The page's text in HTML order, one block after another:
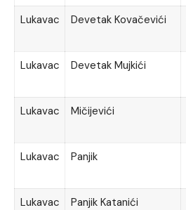
Lukavac
Devetak Kovačevići
Lukavac
Devetak Mujkići
Lukavac
Mičijevići
Lukavac
Panjik
Lukavac
Panjik Katanići